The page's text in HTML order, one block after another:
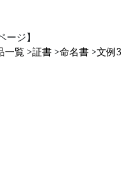
ージ】
一覧 >証書>命名書>文例3